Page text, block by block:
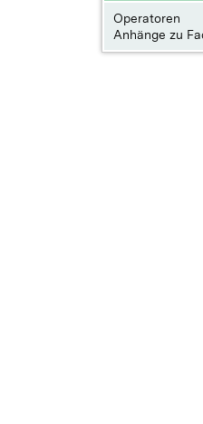
Operatoren
Anhänge zu